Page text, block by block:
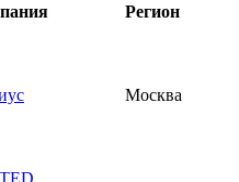
Регион
Москва